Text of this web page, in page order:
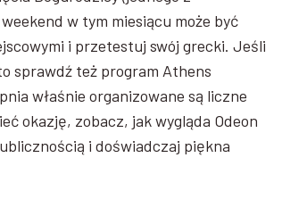
w tym miesiącu może być
i przetestuj swój grecki. Jeśli
sprawdź też program Athens
właśnie organizowane są liczne
okazję, zobacz, jak wygląda Odeon
i doświadczaj piękna